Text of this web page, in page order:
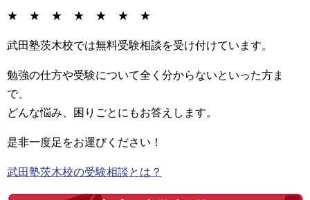
★ ★ ★ ★ ★ ★ ★
武田塾茨木校では無料受験相談を受け付けています。
勉強の仕方や受験について全く分からないといった方ま
で、
どんな悩み、困りごとにもお答えします。
是非一度足をお運びください！
武田塾茨木校の受験相談とは？